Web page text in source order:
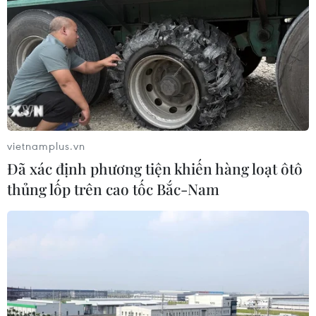
vietnamplus.vn
Đã xác định phương tiện khiến hàng loạt ôtô
thủng lốp trên cao tốc Bắc-Nam